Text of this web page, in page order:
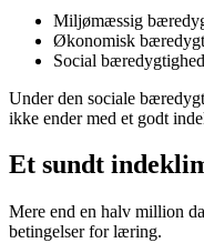
Miljømæssig
Økonomisk
Social
Under den sociale
ikke ender med et godt
Et sundt
Mere end en halv million
betingelser for læring.